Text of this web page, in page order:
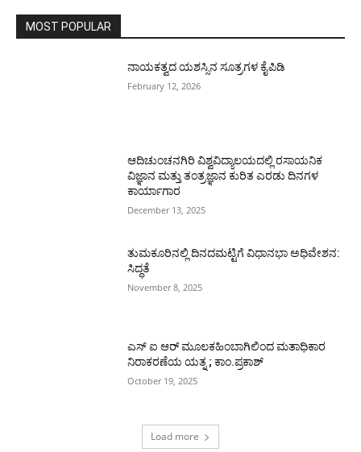
MOST POPULAR
ನಾಯಕತ್ವದ ಯಶಸ್ಸಿನ ಸೂತ್ರಗಳ ಕೈಪಿಡಿ
February 12, 2026
ಆದಿಚುಂಚನಗಿರಿ ವಿಶ್ವವಿದ್ಯಾಲಯದಲ್ಲಿ ರಸಾಯನಿಕ
ವಿಜ್ಞಾನ ಮತ್ತು ತಂತ್ರಜ್ಞಾನ ಕುರಿತ ಎರಡು ದಿನಗಳ
ಕಾರ್ಯಾಗಾರ
December 13, 2025
ತುಮಕೂರಿನಲ್ಲಿ ದಿನದಮಟ್ಟಿಗೆ ವಿಧಾನಭಾ ಅಧಿವೇಶನ:
ಸಿದ್ಧತೆ
November 8, 2025
ಎಸ್ ಐ ಆರ್ ಮೂಲಕಹಿಂಬಾಗಿಲಿಂದ ಮತಾಧಿಕಾರ
ನಿರಾಕರಣೆಯ ಯತ್ನ ; ಕಾಂ.ಪ್ರಕಾಶ್
October 19, 2025
Load more